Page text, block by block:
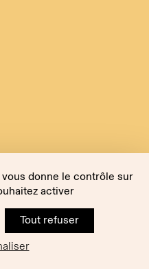
donne le contrôle sur
activer
Tout refuser